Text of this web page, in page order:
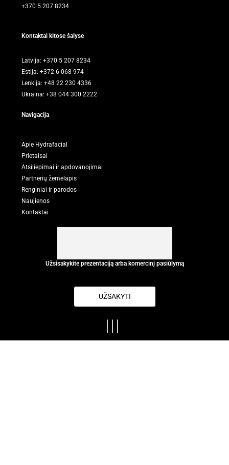
+370 5 207 8234
Kontaktai kitose šalyse
Latvija: +370 5 207 8234
Estija: +372 6 068 974
Lenkija: +48 22 230 4336
Ukraina: +38 044 300 2222
Navigacija
Apie Hydrafacial
Prietaisai
Atsiliepimai ir apdovanojimai
Partnerių žemėlapis
Renginiai ir parodos
Naujienos
Kontaktai
Užsisakykite prezentaciją arba komercinį pasiūlymą
UŽSAKYTI